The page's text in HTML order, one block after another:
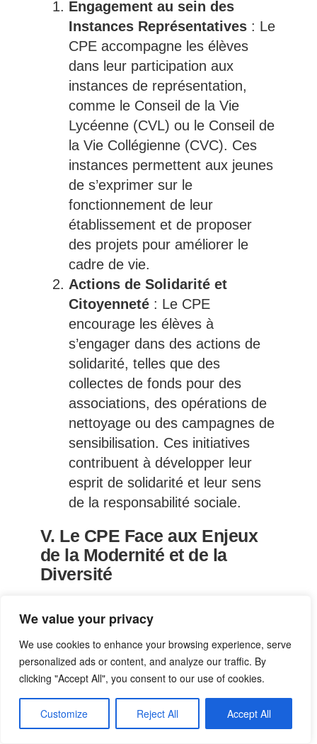
We value your privacy
We use cookies to enhance your browsing experience, serve
personalized ads or content, and analyze our traffic. By
clicking "Accept All", you consent to our use of cookies.
Customize Reject All Accept All
Engagement au sein des
Instances Représentatives: Le
CPE accompagne les élèves
dans leur participation aux
instances de représentation,
comme le Conseil de la Vie
Lycéenne (CVL) ou le Conseil de
la Vie Collégienne (CVC). Ces
instances permettent aux jeunes
de s’exprimer sur le
fonctionnement de leur
établissement et de proposer
des projets pour améliorer le
cadre de vie.
Actions de Solidarité et
Citoyenneté: Le CPE
encourage les élèves à
s’engager dans des actions de
solidarité, telles que des
collectes de fonds pour des
associations, des opérations de
nettoyage ou des campagnes de
sensibilisation. Ces initiatives
contribuent à développer leur
esprit de solidarité et leur sens
de la responsabilité sociale.
V. Le CPE Face aux Enjeux
de la Modernité et de la
Diversité
de nouveaux défis au CPE,
notamment en termes de gestion de
la diversité, d’adaptation aux
nouvelles technologies, et de prise en
compte des problématiques de santé
mentale. Le CPE doit faire preuve de